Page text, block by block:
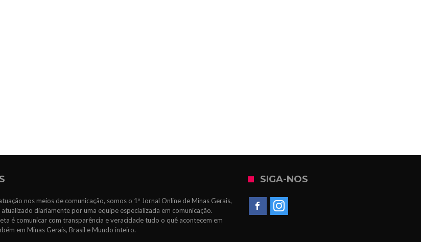
nos meios de comunicação, somos o 1º Jornal Online de Minas Gerais,
diariamente por uma equipe especializada em comunicação.
é comunicar com transparência e veracidade tudo o quê acontecem em
em Minas Gerais, Brasil e Mundo inteiro.
SIGA-NOS